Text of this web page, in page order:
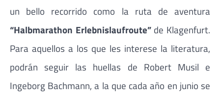
un bello recorrido como la ruta de aventura
“Halbmarathon Erlebnislaufroute”de Klagenfurt.
Para aquellos a los que les interese la literatura,
podrán seguir las huellas de Robert Musil e
Ingeborg Bachmann, a la que cada año en junio se